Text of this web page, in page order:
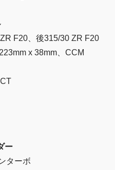
F20、後315/30 ZR F20
x 38mm、CCM
ー
ターボ